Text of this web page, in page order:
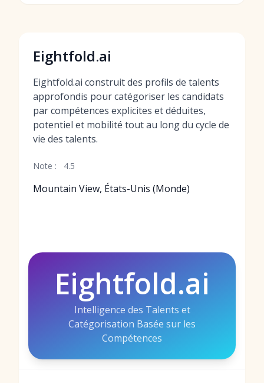
Eightfold.ai
Eightfold.ai construit des profils de talents
approfondis pour catégoriser les candidats
par compétences explicites et déduites,
potentiel et mobilité tout au long du cycle de
vie des talents.
Note : 4.5
Mountain View, États-Unis (Monde)
Eightfold.ai
Intelligence des Talents et
Catégorisation Basée sur les
Compétences